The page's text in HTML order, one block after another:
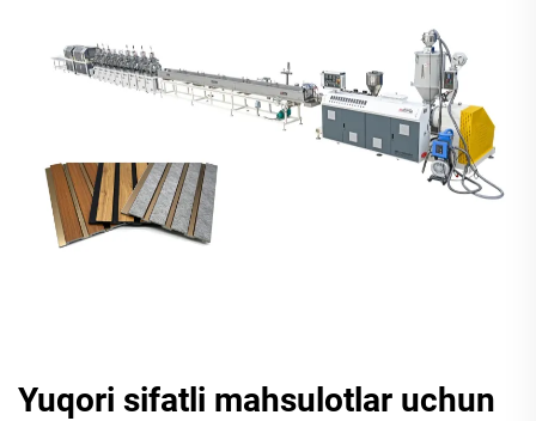
Yuqori sifatli mahsulotlar uchun